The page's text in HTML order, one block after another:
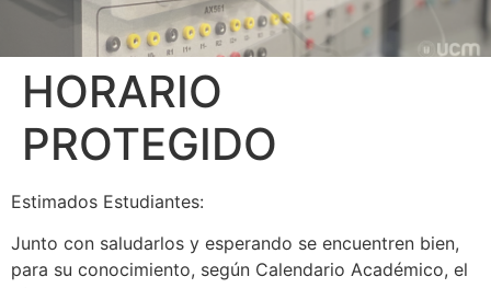
HORARIO
PROTEGIDO
Estimados Estudiantes:
Junto con saludarlos y esperando se encuentren bien,
para su conocimiento, según Calendario Académico, el